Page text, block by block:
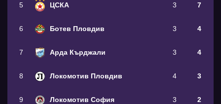
5 ЦСКА 3 7
6 Ботев Пловдив 3 4
7 Арда Кърджали 3 4
8 Локомотив Пловдив 4 3
9 Локомотив София 3 2